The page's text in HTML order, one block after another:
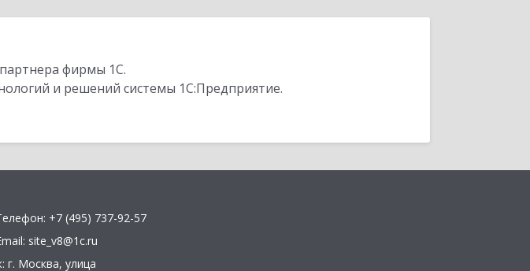
фирмы 1С.
и решений системы 1С:Предприятие.
+7 (495) 737-92-57
site_v8@1c.ru
г. Москва, улица